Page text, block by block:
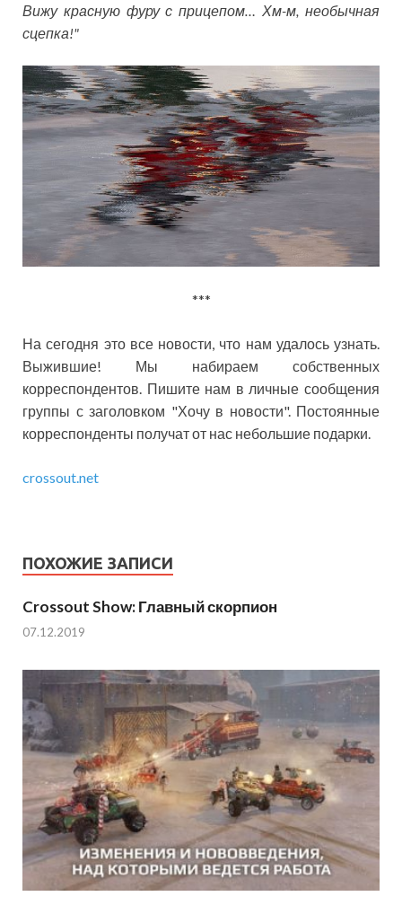
Вижу красную фуру с прицепом… Хм-м, необычная
сцепка!"
***
На сегодня это все новости, что нам удалось узнать.
Выжившие! Мы набираем собственных
корреспондентов. Пишите нам в личные сообщения
группы с заголовком "Хочу в новости". Постоянные
корреспонденты получат от нас небольшие подарки.
crossout.net
ПОХОЖИЕ ЗАПИСИ
Crossout Show: Главный скорпион
07.12.2019